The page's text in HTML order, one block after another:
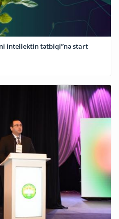
intellektin tətbiqi”nə start